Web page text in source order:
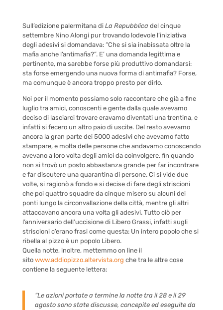
Sull’edizione palermitana di La Repubblica del cinque
settembre Nino Alongi pur trovando lodevole l’iniziativa
degli adesivi si domandava: “Che si sia inabissata oltre la
mafia anche l’antimafia?”. E’ una domanda legittima e
pertinente, ma sarebbe forse più produttivo domandarsi:
sta forse emergendo una nuova forma di antimafia? Forse,
ma comunque è ancora troppo presto per dirlo.
Noi per il momento possiamo solo raccontare che già a fine
luglio tra amici, conoscenti e gente dalla quale avevamo
deciso di lasciarci trovare eravamo diventati una trentina, e
infatti si fecero un altro paio di uscite. Del resto avevamo
ancora la gran parte dei 5000 adesivi che avevamo fatto
stampare, e molta delle persone che andavamo conoscendo
avevano a loro volta degli amici da coinvolgere, fin quando
non si trovò un posto abbastanza grande per far incontrare
e far discutere una quarantina di persone. Ci si vide due
volte, si ragionò a fondo e si decise di fare degli striscioni
che poi quattro squadre da cinque misero su alcuni dei
ponti lungo la circonvallazione della città, mentre gli altri
attaccavano ancora una volta gli adesivi. Tutto ciò per
l’anniversario dell’uccisione di Libero Grassi, infatti sugli
striscioni c’erano frasi come questa: Un intero popolo che si
ribella al pizzo è un popolo Libero.
Quella notte, inoltre, mettemmo on line il
sito www.addiopizzo.altervista.org che tra le altre cose
contiene la seguente lettera:
“Le azioni portate a termine la notte tra il 28 e il 29
agosto sono state discusse, concepite ed eseguite da